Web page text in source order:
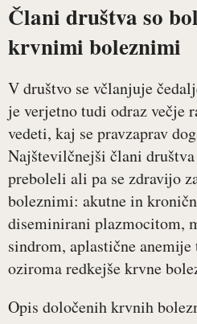
Člani društva so
krvnimi boleznimi
V društvo se včlanjuje
je verjetno tudi odraz večje
vedeti, kaj se pravzaprav
Najštevilčnejši člani
preboleli ali pa se zdravijo
boleznimi: akutne in
diseminirani plazmocitom,
sindrom, aplastične
oziroma redkejše krvne
Opis določenih krvnih